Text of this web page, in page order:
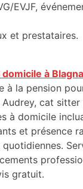
EVJF,
et prestataires.
domicile à
à la pension
cat sitter
à domicile
et présence
gratuit.